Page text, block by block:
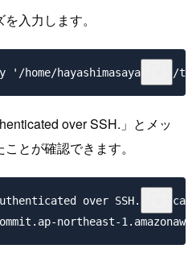
入力します。
over SSH.」とメッ
とが確認できます。
over SSH. You